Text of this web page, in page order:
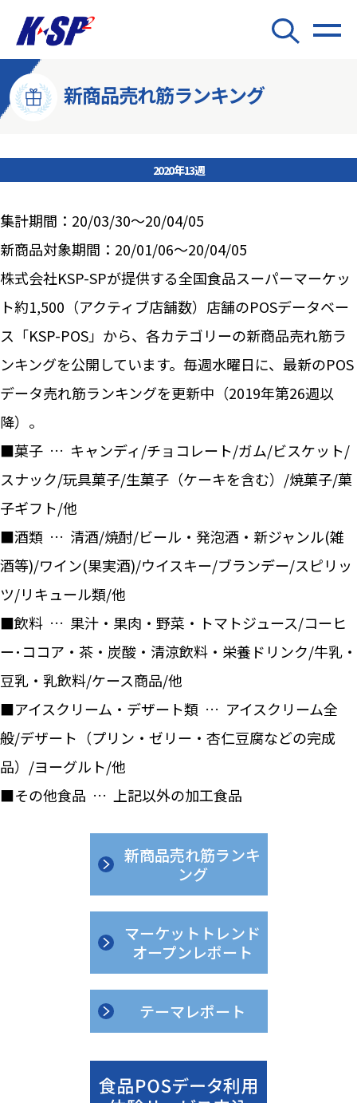
新商品売れ筋ランキング
2020年13週
集計期間：20/03/30～20/04/05
新商品対象期間：20/01/06～20/04/05
株式会社KSP-SPが提供する全国食品スーパーマーケッ
ト約1,500（アクティブ店舗数）店舗のPOSデータベー
ス「KSP-POS」から、各カテゴリーの新商品売れ筋ラ
ンキングを公開しています。毎週水曜日に、最新のPOS
データ売れ筋ランキングを更新中（2019年第26週以
降）。
■菓子 … キャンディ/チョコレート/ガム/ビスケット/
スナック/玩具菓子/生菓子（ケーキを含む）/焼菓子/菓
子ギフト/他
■酒類 … 清酒/焼酎/ビール・発泡酒・新ジャンル(雑
酒等)/ワイン(果実酒)/ウイスキー/ブランデー/スピリッ
ツ/リキュール類/他
■飲料 … 果汁・果肉・野菜・トマトジュース/コーヒ
ー･ココア・茶・炭酸・清涼飲料・栄養ドリンク/牛乳・
豆乳・乳飲料/ケース商品/他
■アイスクリーム・デザート類 … アイスクリーム全
般/デザート（プリン・ゼリー・杏仁豆腐などの完成
品）/ヨーグルト/他
■その他食品 … 上記以外の加工食品
新商品売れ筋ランキ
ング
マーケットトレンド
オープンレポート
テーマレポート